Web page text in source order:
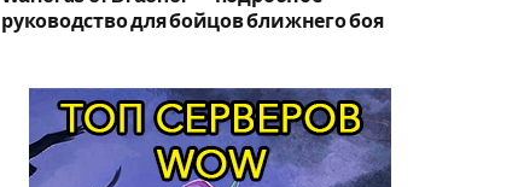
руководство для бойцов ближнего боя